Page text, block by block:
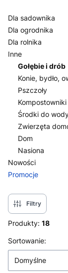
Dla sadownika
Dla ogrodnika
Dla rolnika
Inne
Gołębie i drób
Konie, bydło,
Pszczoły
Kompostowniki
Środki do
Zwierzęta
Dom
Nasiona
Nowości
Promocje
Filtry
Produkty: 18
Lista
Sortowanie:
Domyślne